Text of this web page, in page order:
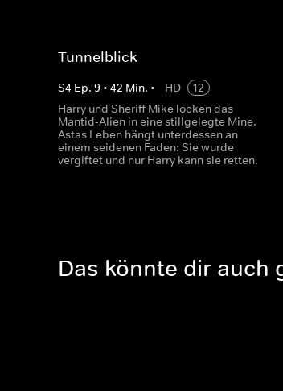
Tunnelblick
S4 Ep. 9 • 42 Min. • HD
12
Harry und Sheriff Mike locken das
Mantid-Alien in eine stillgelegte Mine.
Astas Leben hängt unterdessen an
einem seidenen Faden: Sie wurde
vergiftet und nur Harry kann sie retten.
Das könnte dir auch